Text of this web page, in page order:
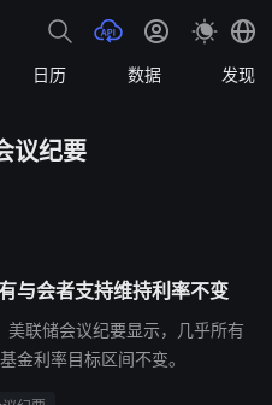
日历 数据 发现
议纪要
与会者支持维持利率不变
联储会议纪要显示，几乎所有
金利率目标区间不变。